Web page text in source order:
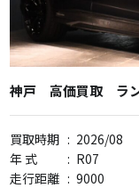
神戸 高価買取 ラン
買取時期 : 2026/08
年 式
: R07
走行距離 : 9000